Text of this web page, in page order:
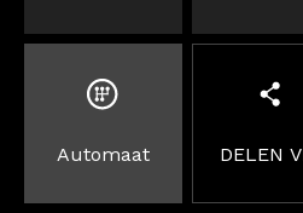
Automaat DELEN